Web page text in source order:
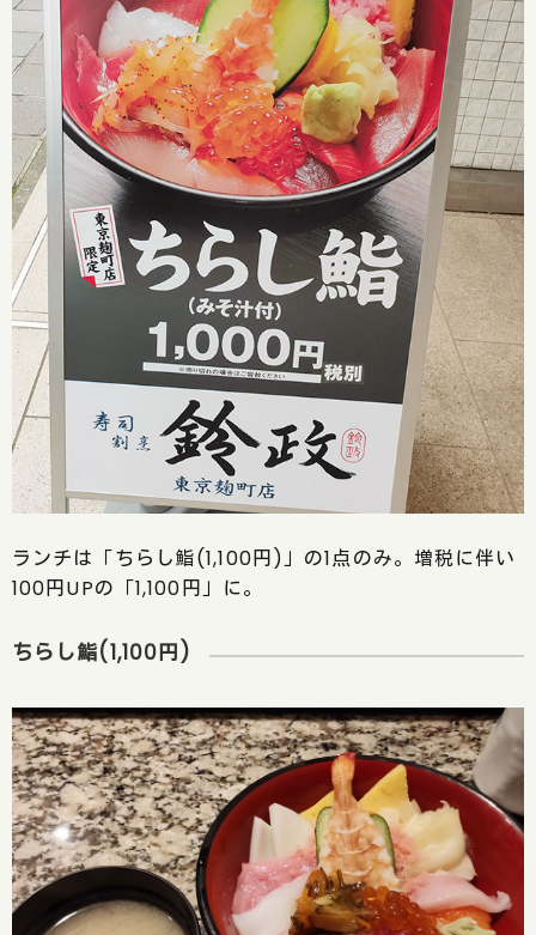
ランチは「ちらし鮨(1,100円)」の1点のみ。増税に伴い
100円UPの「1,100円」に。
ちらし鮨(1,100円)